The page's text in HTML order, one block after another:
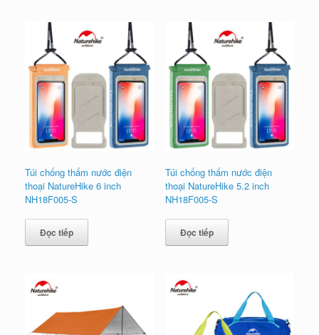
Túi chống thấm nước điện
thoại NatureHike 6 inch
NH18F005-S
Đọc tiếp
Túi chống thấm nước điện
thoại NatureHike 5.2 inch
NH18F005-S
Đọc tiếp